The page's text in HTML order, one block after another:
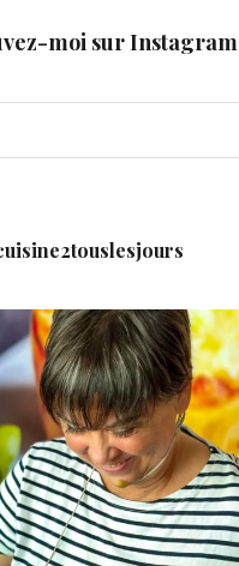
moi sur Instagram